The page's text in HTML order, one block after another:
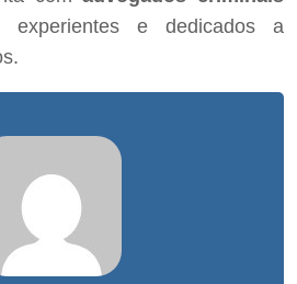
experientes e dedicados a